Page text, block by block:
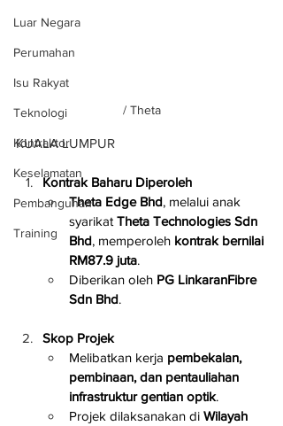
Luar Negara
Perumahan
Isu Rakyat
Teknologi
Kontraktor
Keselamatan
Pembangunan
Training
/ Theta
KUALA LUMPUR
Kontrak Baharu Diperoleh
Theta Edge Bhd, melalui anak
syarikat Theta Technologies Sdn
Bhd, memperoleh kontrak bernilai
RM87.9 juta.
Diberikan oleh PG LinkaranFibre
Sdn Bhd.
Skop Projek
Melibatkan kerja pembekalan,
pembinaan, dan pentauliahan
infrastruktur gentian optik.
Projek dilaksanakan di Wilayah